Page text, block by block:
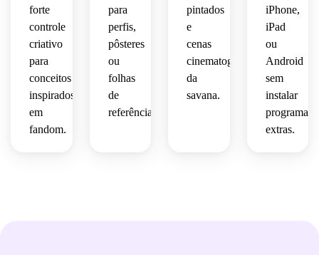
familiar.
paleta
vibrante
acolhedora
forte
controle
criativo
para
conceitos
inspirados
em
fandom.
para
perfis,
pôsteres
ou
folhas
de
referência.
pintados
e
cenas
cinematográficas
da
savana.
iPhone,
iPad
ou
Android
sem
instalar
programas
extras.